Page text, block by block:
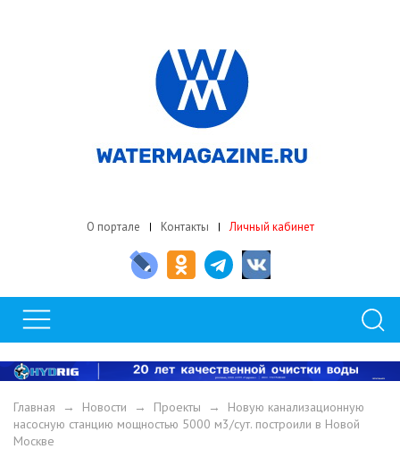
О портале Контакты Личный кабинет
Главная → Новости → Проекты → Новую канализационную
насосную станцию мощностью 5000 м3/сут. построили в Новой
Москве